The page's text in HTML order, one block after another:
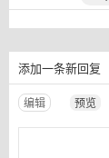
添加一条新回复
编辑 预览